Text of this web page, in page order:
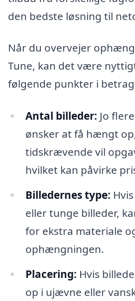
den bedste løsning til
Når du overvejer
Tune, kan det være
følgende punkter i
Antal billeder: Jo
ønsker at få hængt
tidskrævende vil
hvilket kan påvirke
Billedernes type:
eller tunge billeder,
for ekstra materiale
ophængningen.
Placering: Hvis
op i ujævne eller